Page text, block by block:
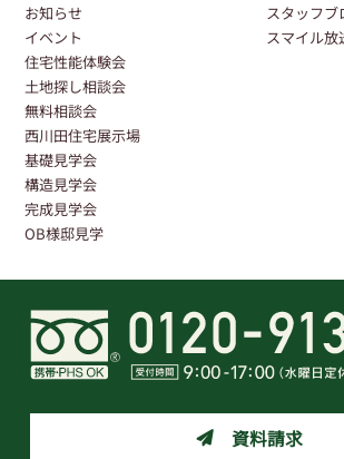
お知らせ
イベント
住宅性能体験会
土地探し相談会
無料相談会
西川田住宅展示場
基礎見学会
構造見学会
完成見学会
OB様邸見学
スタッフブ
スマイル放
資料請求